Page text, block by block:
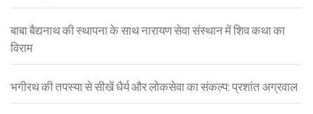
बाबा बैद्यनाथ की स्थापना के साथ नारायण सेवा संस्थान में शिव कथा का
विराम
भगीरथ की तपस्या से सीखें धैर्य और लोकसेवा का संकल्प: प्रशांत अग्रवाल